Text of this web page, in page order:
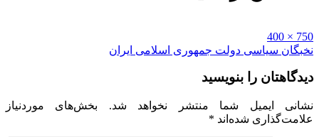
Full
size
750 × 400
راهبری
نوشته
نخبگان سیاسی دولت جمهوری اسلامی ایران
دیدگاهتان را بنویسید
نشانی ایمیل شما منتشر نخواهد شد.
بخش‌های موردنیاز
علامت‌گذاری شده‌اند *